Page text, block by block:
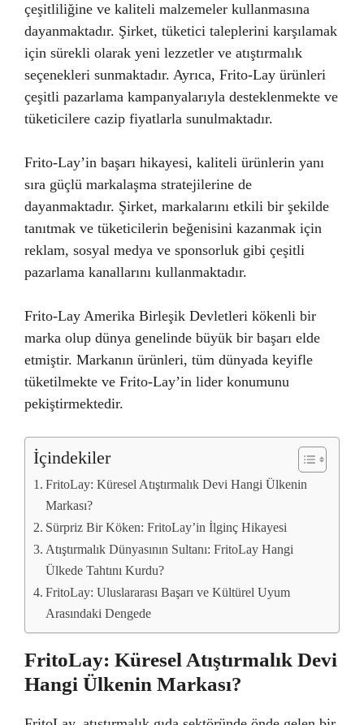
çeşitliliğine ve kaliteli malzemeler kullanmasına
dayanmaktadır. Şirket, tüketici taleplerini karşılamak
için sürekli olarak yeni lezzetler ve atıştırmalık
seçenekleri sunmaktadır. Ayrıca, Frito-Lay ürünleri
çeşitli pazarlama kampanyalarıyla desteklenmekte ve
tüketicilere cazip fiyatlarla sunulmaktadır.
Frito-Lay’in başarı hikayesi, kaliteli ürünlerin yanı
sıra güçlü markalaşma stratejilerine de
dayanmaktadır. Şirket, markalarını etkili bir şekilde
tanıtmak ve tüketicilerin beğenisini kazanmak için
reklam, sosyal medya ve sponsorluk gibi çeşitli
pazarlama kanallarını kullanmaktadır.
Frito-Lay Amerika Birleşik Devletleri kökenli bir
marka olup dünya genelinde büyük bir başarı elde
etmiştir. Markanın ürünleri, tüm dünyada keyifle
tüketilmekte ve Frito-Lay’in lider konumunu
pekiştirmektedir.
İçindekiler
FritoLay: Küresel Atıştırmalık Devi Hangi Ülkenin
Markası?
Sürpriz Bir Köken: FritoLay’in İlginç Hikayesi
Atıştırmalık Dünyasının Sultanı: FritoLay Hangi
Ülkede Tahtını Kurdu?
FritoLay: Uluslararası Başarı ve Kültürel Uyum
Arasındaki Dengede
FritoLay: Küresel Atıştırmalık Devi
Hangi Ülkenin Markası?